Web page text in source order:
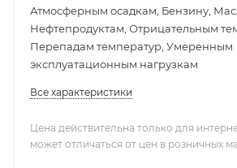
Атмосферным осадкам, Бензину,
Нефтепродуктам, Отрицательным
Перепадам температур, Умеренным
эксплуатационным нагрузкам
Все характеристики
Цена действительна только для
может отличаться от цен в розничных